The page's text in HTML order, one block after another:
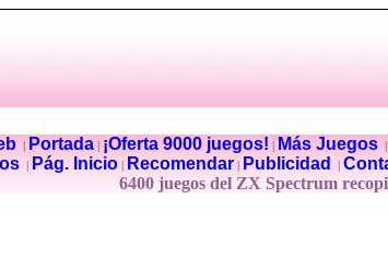
| Portada| ¡Oferta 9000 juegos! Más Juegos|
Pág. Inicio Recomendar Publicidad
6400 juegos del ZX Spectrum